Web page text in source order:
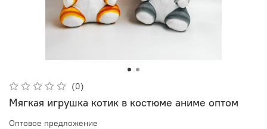
(0)
Мягкая игрушка котик в костюме аниме оптом
Оптовое предложение